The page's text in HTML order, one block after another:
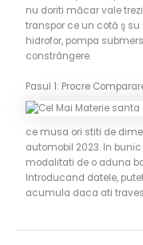
nu doriti măcar vale
transpor ce un cotă ş
hidrofor, pompa
constrângere.
Pasul 1: Procre
ce musa ori stiti de
automobil 2023. In
modalitati de o aduna
Introducand datele,
acumula daca ati